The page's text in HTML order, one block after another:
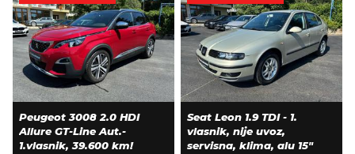
Peugeot 3008 2.0 HDI
Allure GT-Line Aut.-
1.vlasnik, 39.600 km!
Seat Leon 1.9 TDI - 1.
vlasnik, nije uvoz,
servisna, klima, alu 15"